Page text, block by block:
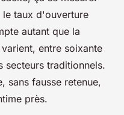
le taux d'ouverture
autant que la
entre soixante
secteurs traditionnels.
sans fausse retenue,
près.